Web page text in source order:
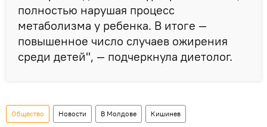
полностью нарушая процесс
метаболизма у ребенка. В итоге —
повышенное число случаев ожирения
среди детей", — подчеркнула диетолог.
Общество Новости В Молдове Кишинев